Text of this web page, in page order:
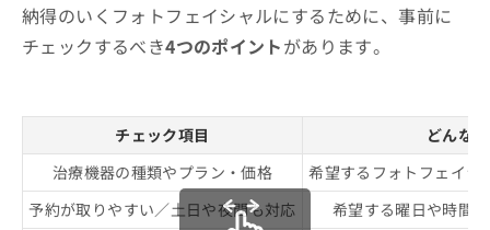
納得のいくフォトフェイシャルにするために、事前に
チェックするべき4つのポイントがあります。
チェック項目
どんな
治療機器の種類やプラン・価格
希望するフォトフェイシ
予約が取りやすい／土日や夜間も対応
希望する曜日や時間